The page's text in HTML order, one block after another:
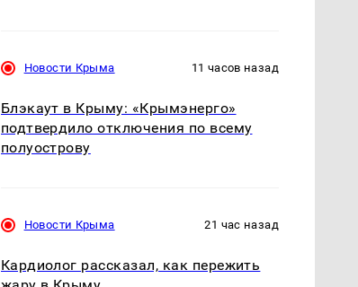
Новости Крыма 11 часов назад
Блэкаут в Крыму: «Крымэнерго»
подтвердило отключения по всему
полуострову
Новости Крыма 21 час назад
Кардиолог рассказал, как пережить